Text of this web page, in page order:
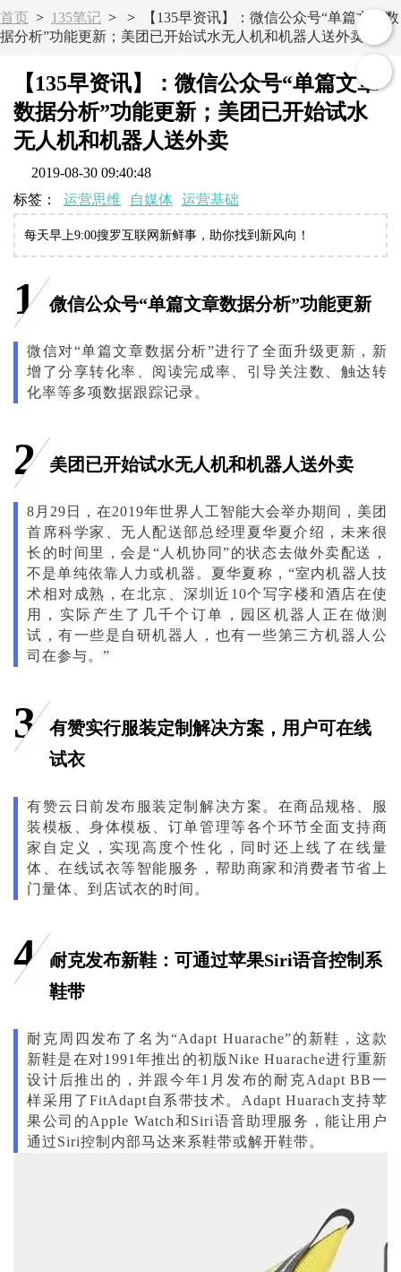
首页 > 135笔记 > >
【135早资讯】：微信公众号“单篇文章数
据分析”功能更新；美团已开始试水无人机和机器人送外卖
【135早资讯】：微信公众号“单篇文章
数据分析”功能更新；美团已开始试水
无人机和机器人送外卖
2019-08-30 09:40:48
标签： 运营思维 自媒体 运营基础
每天早上9:00搜罗互联网新鲜事，助你找到新风向！
1 微信公众号“单篇文章数据分析”功能更新
微信对“单篇文章数据分析”进行了全面升级更新，新
增了分享转化率、阅读完成率、引导关注数、触达转
化率等多项数据跟踪记录。
2 美团已开始试水无人机和机器人送外卖
8月29日，在2019年世界人工智能大会举办期间，美团
首席科学家、无人配送部总经理夏华夏介绍，未来很
长的时间里，会是“人机协同”的状态去做外卖配送，
不是单纯依靠人力或机器。夏华夏称，“室内机器人技
术相对成熟，在北京、深圳近10个写字楼和酒店在使
用，实际产生了几千个订单，园区机器人正在做测
试，有一些是自研机器人，也有一些第三方机器人公
司在参与。”
3
有赞实行服装定制解决方案，用户可在线
试衣
有赞云日前发布服装定制解决方案。在商品规格、服
装模板、身体模板、订单管理等各个环节全面支持商
家自定义，实现高度个性化，同时还上线了在线量
体、在线试衣等智能服务，帮助商家和消费者节省上
门量体、到店试衣的时间。
4
耐克发布新鞋：可通过苹果Siri语音控制系
鞋带
耐克周四发布了名为“Adapt Huarache”的新鞋，这款
新鞋是在对1991年推出的初版Nike Huarache进行重新
设计后推出的，并跟今年1月发布的耐克Adapt BB一
样采用了FitAdapt自系带技术。Adapt Huarach支持苹
果公司的Apple Watch和Siri语音助理服务，能让用户
通过Siri控制内部马达来系鞋带或解开鞋带。